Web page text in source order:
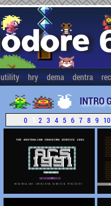
utility hry dema dentra
INTRO
0 2 3 4 5 6 7 8 9 10